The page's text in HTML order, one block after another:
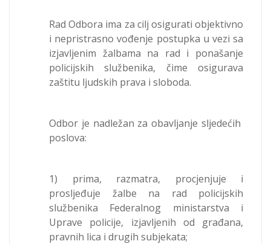
Rad Odbora ima za cilj osigurati objektivno
i nepristrasno vođenje postupka u vezi sa
izjavljenim žalbama na rad i ponašanje
policijskih službenika, čime osigurava
zaštitu ljudskih prava i sloboda.
Odbor je nadležan za obavljanje sljedećih
poslova:
1) prima, razmatra, procjenjuje i
prosljeđuje žalbe na rad policijskih
službenika Federalnog ministarstva i
Uprave policije, izjavljenih od građana,
pravnih lica i drugih subjekata;